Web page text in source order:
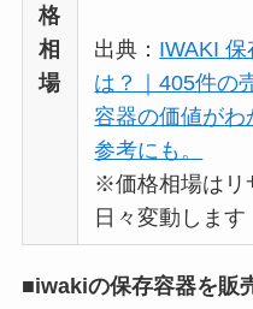
格
相
場
出典： IWAKI
は？｜405件の
容器の価値が
参考にも。
※価格相場はリ
日々変動します
■iwakiの保存容器を販